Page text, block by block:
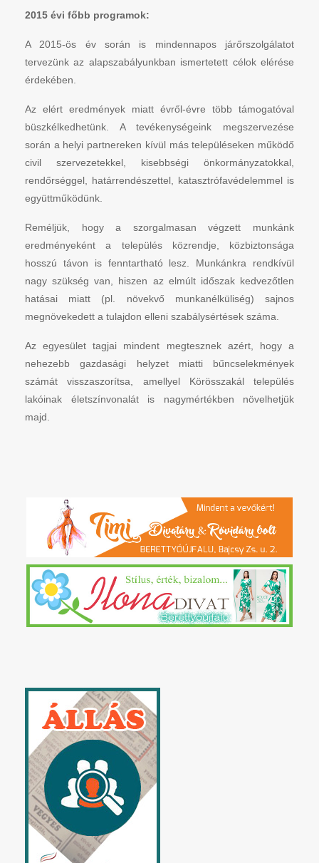
2015 évi főbb programok:
A 2015-ös év során is mindennapos járőrszolgálatot
tervezünk az alapszabályunkban ismertetett célok elérése
érdekében.
Az elért eredmények miatt évről-évre több támogatóval
büszkélkedhetünk. A tevékenységeink megszervezése
során a helyi partnereken kívül más településeken működő
civil szervezetekkel, kisebbségi önkormányzatokkal,
rendőrséggel, határrendészettel, katasztrófavédelemmel is
együttműködünk.
Reméljük, hogy a szorgalmasan végzett munkánk
eredményeként a település közrendje, közbiztonsága
hosszú távon is fenntartható lesz. Munkánkra rendkívül
nagy szükség van, hiszen az elmúlt időszak kedvezőtlen
hatásai miatt (pl. növekvő munkanélküliség) sajnos
megnövekedett a tulajdon elleni szabálysértések száma.
Az egyesület tagjai mindent megtesznek azért, hogy a
nehezebb gazdasági helyzet miatti bűncselekmények
számát visszaszorítsa, amellyel Körösszakál település
lakóinak életszínvonalát is nagymértékben növelhetjük
majd.